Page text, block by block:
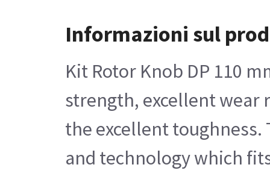
Informazioni sul
Kit Rotor Knob DP 110
strength, excellent wear
the excellent
and technology which